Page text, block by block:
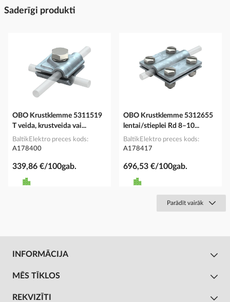
Saderīgi produkti
OBO Krustklemme 5311519
T veida, krustveida vai...
BaltikElektro preces kods
A178400
339,86 €/100gab.
OBO Krustklemme 5312655
lentai/stieplei Rd 8–10...
BaltikElektro preces kods
A178417
696,53 €/100gab.
Parādīt vairāk
INFORMĀCIJA
MĒS TĪKLOS
REKVIZĪTI